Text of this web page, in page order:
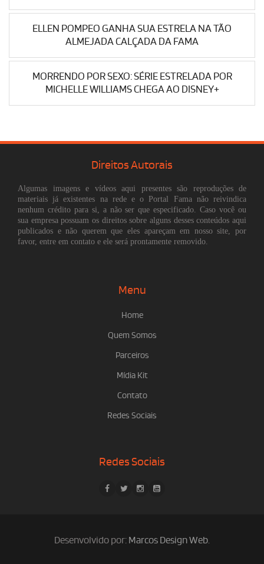
ELLEN POMPEO GANHA SUA ESTRELA NA TÃO
ALMEJADA CALÇADA DA FAMA
MORRENDO POR SEXO: SÉRIE ESTRELADA POR
MICHELLE WILLIAMS CHEGA AO DISNEY+
Direitos Autorais
Algumas imagens e vídeos aqui presentes são reproduções de
materiais já existentes na rede e o Portal Fama não reivindica
nenhum crédito para si, a não ser que especificado. Caso você ou
sua empresa possuam os direitos sobre alguns desses conteúdos aqui
publicados e não querem que eles apareçam em nosso site, por
favor, entre em contato e ele será prontamente removido.
Menu
Home
Quem Somos
Parceiros
Mídia Kit
Contato
Redes Sociais
Redes Sociais
Desenvolvido por: Marcos Design Web.